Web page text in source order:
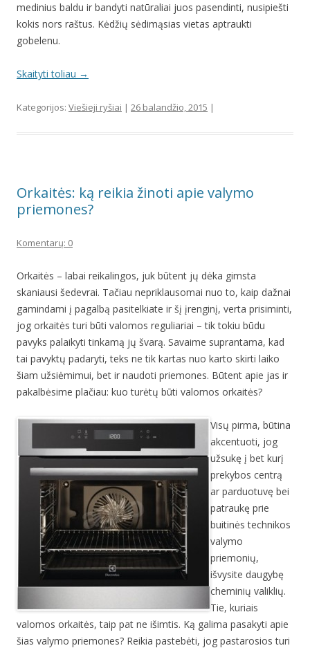
medinius baldu ir bandyti natūraliai juos pasendinti, nusipiešti
kokis nors raštus. Kėdžių sėdimąsias vietas aptraukti
gobelenu.
Skaityti toliau →
Kategorijos: Viešieji ryšiai | 26 balandžio, 2015 |
Orkaitės: ką reikia žinoti apie valymo
priemones?
Komentarų: 0
Orkaitės – labai reikalingos, juk būtent jų dėka gimsta
skaniausi šedevrai. Tačiau nepriklausomai nuo to, kaip dažnai
gamindami į pagalbą pasitelkiate ir šį įrenginį, verta prisiminti,
jog orkaitės turi būti valomos reguliariai – tik tokiu būdu
pavyks palaikyti tinkamą jų švarą. Savaime suprantama, kad
tai pavyktų padaryti, teks ne tik kartas nuo karto skirti laiko
šiam užsiėmimui, bet ir naudoti priemones. Būtent apie jas ir
pakalbėsime plačiau: kuo turėtų būti valomos orkaitės?
Visų pirma, būtina
akcentuoti, jog
užsukę į bet kurį
prekybos centrą
ar parduotuvę bei
patraukę prie
buitinės technikos
valymo
priemonių,
išvysite daugybę
cheminių valiklių.
Tie, kuriais
valomos orkaitės, taip pat ne išimtis. Ką galima pasakyti apie
šias valymo priemones? Reikia pastebėti, jog pastarosios turi